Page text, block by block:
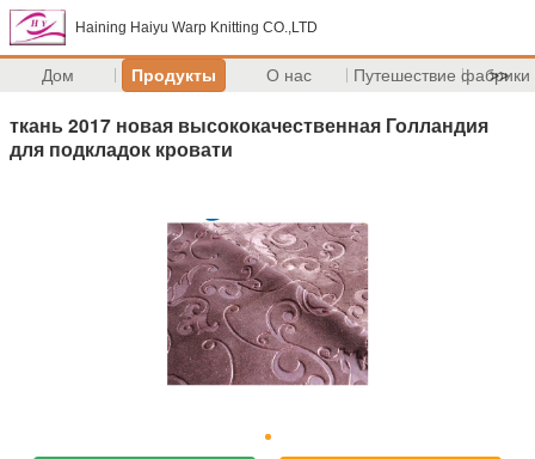
Haining Haiyu Warp Knitting CO.,LTD
Дом Продукты О нас Путешествие фабрики
>>
ткань 2017 новая высококачественная Голландия
для подкладок кровати